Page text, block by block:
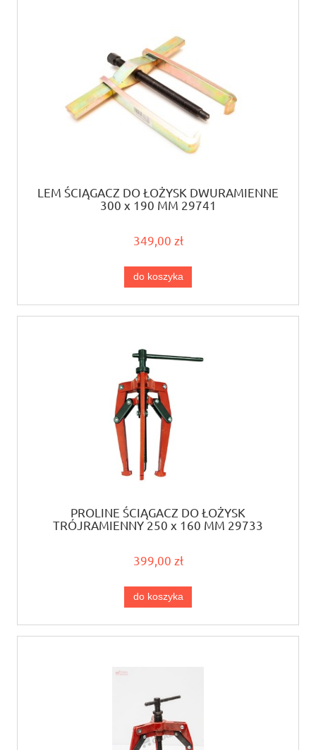
LEM ŚCIĄGACZ DO ŁOŻYSK DWURAMIENNE
300 x 190 MM 29741
349,00 zł
do koszyka
PROLINE ŚCIĄGACZ DO ŁOŻYSK
TRÓJRAMIENNY 250 x 160 MM 29733
399,00 zł
do koszyka